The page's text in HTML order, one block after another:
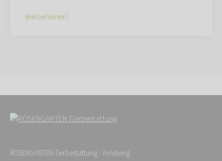
Weiterlesen
ROSENGARTEN-Tierbestattung - Arnsberg